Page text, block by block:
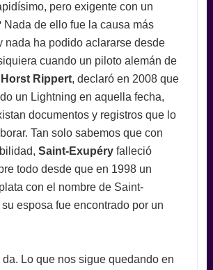
pero exigente con un
Nada de ello fue la causa más
nada ha podido aclararse desde
cuando un piloto alemán de
Horst Rippert, declaró en 2008 que
un Lightning en aquella fecha,
documentos y registros que lo
Tan solo sabemos que con
Saint-Exupéryfalleció
todo desde que en 1998 un
con el nombre de Saint-
esposa fue encontrado por un
Lo que nos sigue quedando en